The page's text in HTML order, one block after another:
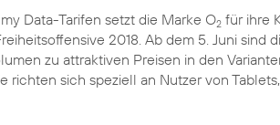
my Data-Tarifen setzt die Marke O2 für ihre
2018. Ab dem 5. Juni sind
zu attraktiven Preisen in den
richten sich speziell an Nutzer von